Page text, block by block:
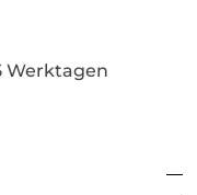
Werktagen